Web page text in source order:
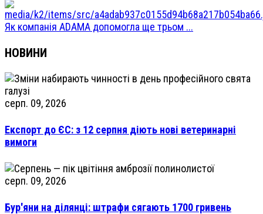
Як компанія ADAMA допомогла ще трьом ...
НОВИНИ
серп. 09, 2026
Експорт до ЄС: з 12 серпня діють нові ветеринарні
вимоги
серп. 09, 2026
Бур'яни на ділянці: штрафи сягають 1700 гривень